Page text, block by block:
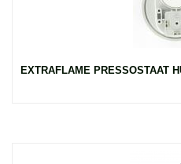
EXTRAFLAME PRESSOSTAAT